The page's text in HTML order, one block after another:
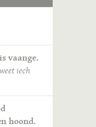
vaange.
iech
hoond.